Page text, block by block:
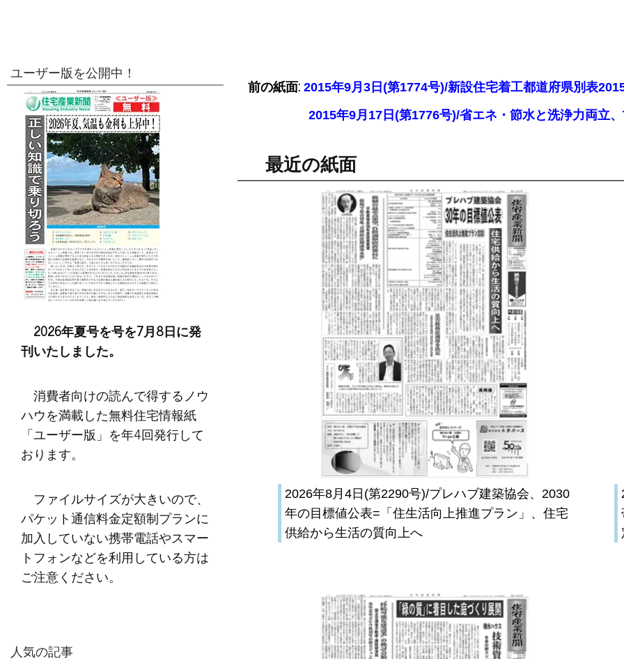
前の紙面: 2015年9月3日(第1774号)/新設住宅着工都道府県別表
2015年9月17日(第1776号)/省エネ・節水と洗浄力両立
最近の紙面
2026年8月4日(第2290号)/プレハブ建築協会、2030
年の目標値公表=「住生活向上推進プラン」、住宅
供給から生活の質向上へ
ユーザー版を公開中！
2026年夏号を号を7月8日に発
刊いたしました。
消費者向けの読んで得するノウ
ハウを満載した無料住宅情報紙
「ユーザー版」を年4回発行して
おります。
ファイルサイズが大きいので、
パケット通信料金定額制プランに
加入していない携帯電話やスマー
トフォンなどを利用している方は
ご注意ください。
人気の記事